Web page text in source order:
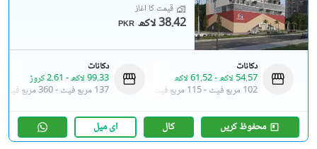
قیمت کا آغاز
PKR 38.42 لاکھ
دکانات
54.57 لاکھ
-61.52 لاکھ
102 مربع فیٹ
-115 مربع فیٹ
دکانات
99.33 لاکھ
- 2.61 کروڑ
137 مربع فیٹ
-360 مربع فیٹ
محفوظ کریں کال ای میل